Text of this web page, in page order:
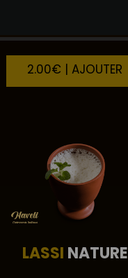
2.00€ | AJOUTER
LASSI NATURE